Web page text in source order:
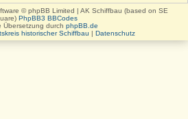
© phpBB Limited | AK Schiffbau (based on SE
PhpBB3 BBCodes
Übersetzung durch phpBB.de
historischer Schiffbau | Datenschutz